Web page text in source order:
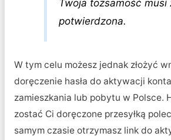
potwierdzona.
W tym celu możesz jednak złożyć
doręczenie hasła do aktywacji
zamieszkania lub pobytu w Polsce.
zostać Ci doręczone przesyłką
samym czasie otrzymasz link do